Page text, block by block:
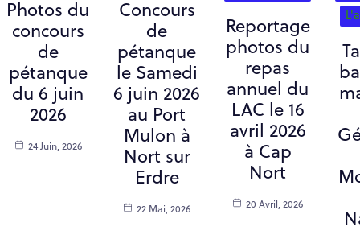
Photos du
concours
de
pétanque
du 6 juin
2026
24 Juin, 2026
Concours
de
pétanque
le Samedi
6 juin 2026
au Port
Mulon à
Nort sur
Erdre
22 Mai, 2026
Reportage
photos du
repas
annuel du
LAC le 16
avril 2026
à Cap
Nort
20 Avril, 2026